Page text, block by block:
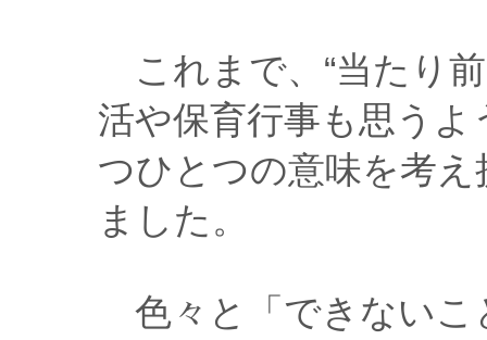
これまで、“当たり
活や保育行事も思う
つひとつの意味を考
ました。
色々と「できないこ